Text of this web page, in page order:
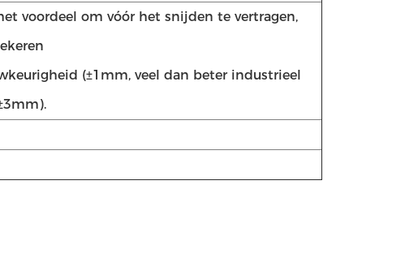
voordeel om vóór het snijden te vertragen,
(±1mm, veel dan beter industrieel